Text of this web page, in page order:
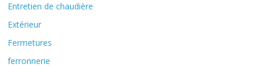
Entretien de chaudière
Extérieur
Fermetures
ferronnerie